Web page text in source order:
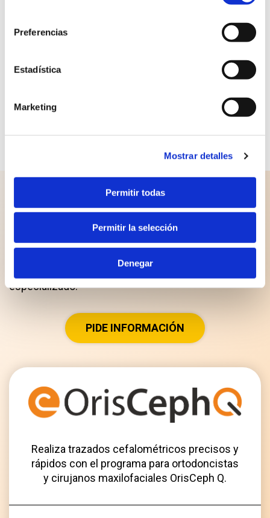
Preferencias
Estadística
Marketing
Mostrar detalles
Permitir todas
Permitir la selección
Denegar
Análisis cefalométricos
Realiza trazados cefalométricos precisos y
detallados en pocos minutos y planifica los
tratamientos dentales gracias a un programa
especializado.
PIDE INFORMACIÓN
Realiza trazados cefalométricos precisos y
rápidos con el programa para ortodoncistas
y cirujanos maxilofaciales OrisCeph Q.